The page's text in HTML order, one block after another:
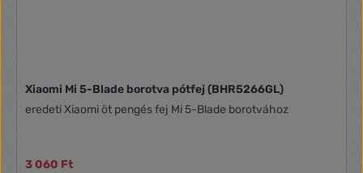
Xiaomi Mi 5-Blade borotva pótfej (BHR5266GL)
eredeti Xiaomi öt pengés fej Mi 5-Blade borotvához
3 060 Ft